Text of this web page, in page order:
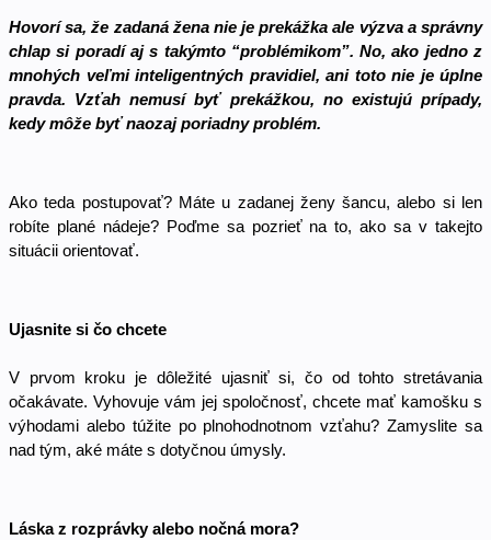
Hovorí sa, že zadaná žena nie je prekážka ale výzva a správny
chlap si poradí aj s takýmto “problémikom”. No, ako jedno z
mnohých veľmi inteligentných pravidiel, ani toto nie je úplne
pravda. Vzťah nemusí byť prekážkou, no existujú prípady,
kedy môže byť naozaj poriadny problém.
Ako teda postupovať? Máte u zadanej ženy šancu, alebo si len
robíte plané nádeje? Poďme sa pozrieť na to, ako sa v takejto
situácii orientovať.
Ujasnite si čo chcete
V prvom kroku je dôležité ujasniť si, čo od tohto stretávania
očakávate. Vyhovuje vám jej spoločnosť, chcete mať kamošku s
výhodami alebo túžite po plnohodnotnom vzťahu? Zamyslite sa
nad tým, aké máte s dotyčnou úmysly.
Láska z rozprávky alebo nočná mora?